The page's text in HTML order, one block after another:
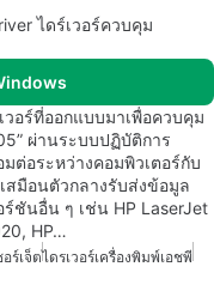
ไดร์เวอร์ควบคุม
วอร์ที่ออกแบบมาเพื่อควบคุม
ผ่านระบบปฏิบัติการ
ต่อระหว่างคอมพิวเตอร์กับ
สมือนตัวกลางรับส่งข้อมูล
ร์ชันอื่น ๆ เช่น HP LaserJet
HP…
อร์เจ็ตไดรเวอร์เครื่องพิมพ์เอชพี